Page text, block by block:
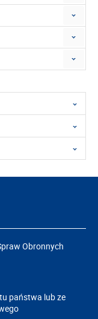
Obronnych
państwa lub ze